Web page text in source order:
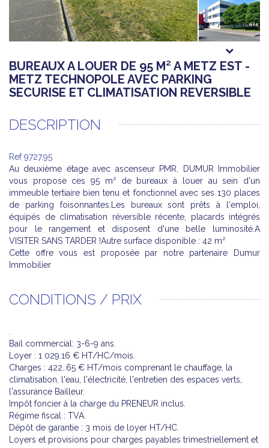
BUREAUX A LOUER DE 95 M² A METZ EST -
METZ TECHNOPOLE AVEC PARKING
SECURISE ET CLIMATISATION REVERSIBLE
DESCRIPTION
Ref 9727.95
Au deuxième étage avec ascenseur PMR, DUMUR Immobilier
vous propose ces 95 m² de bureaux à louer au sein d'un
immeuble tertiaire bien tenu et fonctionnel avec ses 130 places
de parking foisonnantes.Les bureaux sont prêts à l'emploi,
équipés de climatisation réversible récente, placards intégrés
pour le rangement et disposent d'une belle luminosité.A
VISITER SANS TARDER !Autre surface disponible : 42 m²
Cette offre vous est proposée par notre partenaire Dumur
Immobilier
CONDITIONS / PRIX
Bail commercial: 3-6-9 ans.
Loyer : 1 029.16 € HT/HC/mois.
Charges : 422..65 € HT/mois comprenant le chauffage, la
climatisation, l'eau, l'électricité, l'entretien des espaces verts,
l'assurance Bailleur.
Impôt foncier à la charge du PRENEUR inclus.
Régime fiscal : TVA.
Dépôt de garantie : 3 mois de loyer HT/HC.
Loyers et provisions pour charges payables trimestriellement et